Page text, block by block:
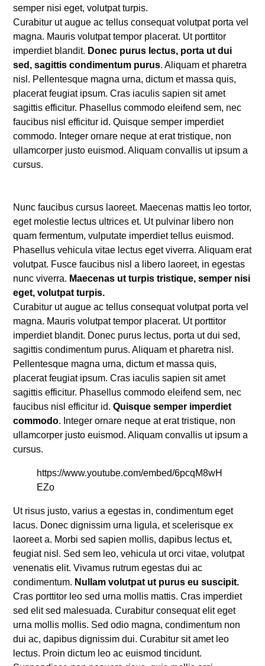
semper nisi eget, volutpat turpis.
Curabitur ut augue ac tellus consequat volutpat porta vel
magna. Mauris volutpat tempor placerat. Ut porttitor
imperdiet blandit. Donec purus lectus, porta ut dui
sed, sagittis condimentum purus. Aliquam et pharetra
nisl. Pellentesque magna urna, dictum et massa quis,
placerat feugiat ipsum. Cras iaculis sapien sit amet
sagittis efficitur. Phasellus commodo eleifend sem, nec
faucibus nisl efficitur id. Quisque semper imperdiet
commodo. Integer ornare neque at erat tristique, non
ullamcorper justo euismod. Aliquam convallis ut ipsum a
cursus.
Nunc faucibus cursus laoreet. Maecenas mattis leo tortor,
eget molestie lectus ultrices et. Ut pulvinar libero non
quam fermentum, vulputate imperdiet tellus euismod.
Phasellus vehicula vitae lectus eget viverra. Aliquam erat
volutpat. Fusce faucibus nisl a libero laoreet, in egestas
nunc viverra. Maecenas ut turpis tristique, semper nisi
eget, volutpat turpis.
Curabitur ut augue ac tellus consequat volutpat porta vel
magna. Mauris volutpat tempor placerat. Ut porttitor
imperdiet blandit. Donec purus lectus, porta ut dui sed,
sagittis condimentum purus. Aliquam et pharetra nisl.
Pellentesque magna urna, dictum et massa quis,
placerat feugiat ipsum. Cras iaculis sapien sit amet
sagittis efficitur. Phasellus commodo eleifend sem, nec
faucibus nisl efficitur id. Quisque semper imperdiet
commodo. Integer ornare neque at erat tristique, non
ullamcorper justo euismod. Aliquam convallis ut ipsum a
cursus.
https://www.youtube.com/embed/6pcqM8wH
EZo
Ut risus justo, varius a egestas in, condimentum eget
lacus. Donec dignissim urna ligula, et scelerisque ex
laoreet a. Morbi sed sapien mollis, dapibus lectus et,
feugiat nisl. Sed sem leo, vehicula ut orci vitae, volutpat
venenatis elit. Vivamus rutrum egestas dui ac
condimentum. Nullam volutpat ut purus eu suscipit.
Cras porttitor leo sed urna mollis mattis. Cras imperdiet
sed elit sed malesuada. Curabitur consequat elit eget
urna mollis mollis. Sed odio magna, condimentum non
dui ac, dapibus dignissim dui. Curabitur sit amet leo
lectus. Proin dictum leo ac euismod tincidunt.